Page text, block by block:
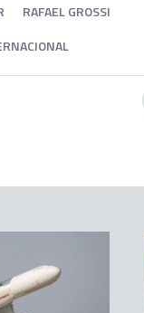
RAFAEL GROSSI